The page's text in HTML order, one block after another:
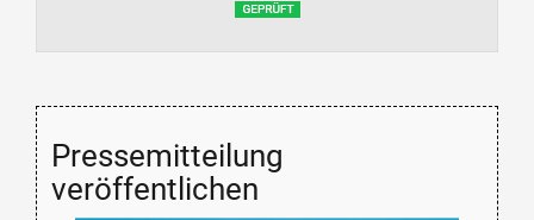
Pressemitteilung
veröffentlichen